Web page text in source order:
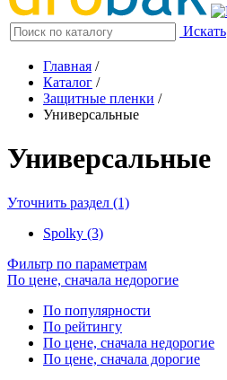
Искать
Главная /
Каталог /
Защитные пленки /
Универсальные
Универсальные
Уточнить раздел (1)
Spolky (3)
Фильтр по параметрам
По цене, сначала недорогие
По популярности
По рейтингу
По цене, сначала недорогие
По цене, сначала дорогие